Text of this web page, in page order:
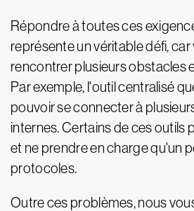
Répondre à toutes ces
représente un véritable défi, car
rencontrer plusieurs obstacles
Par exemple, l'outil centralisé
pouvoir se connecter à
internes. Certains de ces outils
et ne prendre en charge qu'un
protocoles.
Outre ces problèmes, nous